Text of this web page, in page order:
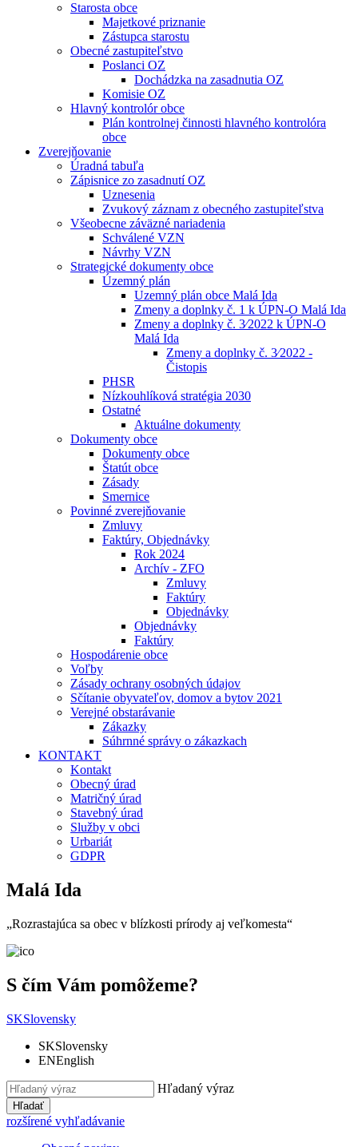
Starosta obce
Majetkové priznanie
Zástupca starostu
Obecné zastupiteľstvo
Poslanci OZ
Dochádzka na zasadnutia OZ
Komisie OZ
Hlavný kontrolór obce
Plán kontrolnej činnosti hlavného kontrolóra
obce
Zverejňovanie
Úradná tabuľa
Zápisnice zo zasadnutí OZ
Uznesenia
Zvukový záznam z obecného zastupiteľstva
Všeobecne záväzné nariadenia
Schválené VZN
Návrhy VZN
Strategické dokumenty obce
Územný plán
Uzemný plán obce Malá Ida
Zmeny a doplnky č. 1 k ÚPN-O Malá Ida
Zmeny a doplnky č. 3⁄2022 k ÚPN-O
Malá Ida
Zmeny a doplnky č. 3⁄2022 -
Čistopis
PHSR
Nízkouhlíková stratégia 2030
Ostatné
Aktuálne dokumenty
Dokumenty obce
Dokumenty obce
Štatút obce
Zásady
Smernice
Povinné zverejňovanie
Zmluvy
Faktúry, Objednávky
Rok 2024
Archív - ZFO
Zmluvy
Faktúry
Objednávky
Objednávky
Faktúry
Hospodárenie obce
Voľby
Zásady ochrany osobných údajov
Sčítanie obyvateľov, domov a bytov 2021
Verejné obstarávanie
Zákazky
Súhrnné správy o zákazkach
KONTAKT
Kontakt
Obecný úrad
Matričný úrad
Stavebný úrad
Služby v obci
Urbariát
GDPR
Malá Ida
„Rozrastajúca sa obec v blízkosti prírody aj veľkomesta“
S čím Vám pomôžeme?
SKSlovensky
SKSlovensky
ENEnglish
Hľadaný výraz
Hľadať
rozšírené vyhľadávanie